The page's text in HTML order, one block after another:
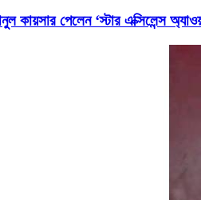
পেলেন ‘স্টার এক্সিলেন্স